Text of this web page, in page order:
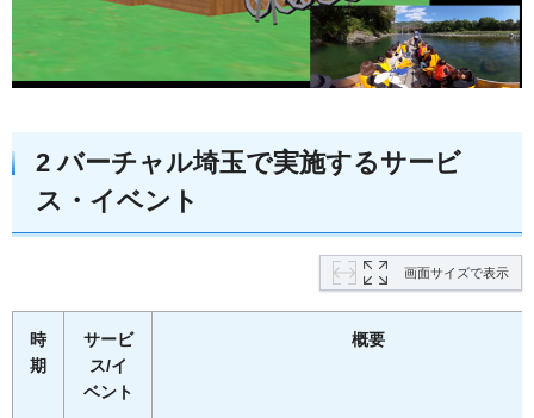
2 バーチャル埼玉で実施するサービ
ス・イベント
画面サイズで表示
時
期
サービ
ス/イ
ベント
概要